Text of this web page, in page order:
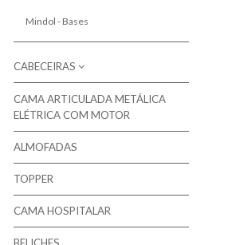
Mindol - Bases
CABECEIRAS
Molaflex - Cabeceiras para camas
Mindol - Cabeceiras para camas
CAMA ARTICULADA METÁLICA
ELÉTRICA COM MOTOR
ALMOFADAS
TOPPER
CAMA HOSPITALAR